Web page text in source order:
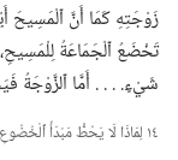
زَوْجَتِهِ كَمَا أَنَّ ٱلْمَسِيحَ
تَخْضَعُ ٱلْجَمَاعَةُ
شَيْءٍ.‏ .‏ .‏ .‏ أَمَّا ٱلزَّوْجَةُ
١٤ لِمَاذَا لَا يَحُطُّ مَبْدَأُ ٱلْخُضُوعِ ٱلْمُؤَسَّسُ عَلَى ٱلْأَسْفَارِ ٱلْمُقَدَّسَةِ مِنْ قَدْرِ ٱلنِّسَاءِ؟‏